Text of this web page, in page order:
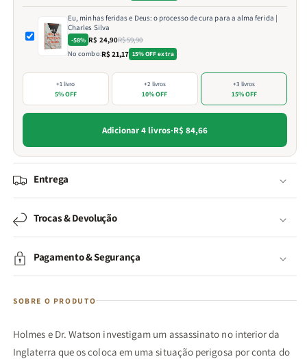
Eu, minhas feridas e Deus: o processo de cura para a alma ferida |
Charles Silva
-58% R$ 24,90R$ 59,90
No combo:R$ 21,17 15% OFF extra
+1 livro
5% OFF
+2 livros
10% OFF
+3 livros
15% OFF
Adicionar 4 livros·R$ 84,66
Entrega
Trocas & Devolução
Pagamento & Segurança
SOBRE O PRODUTO
Holmes e Dr. Watson investigam um assassinato no interior da
Inglaterra que os coloca em uma situação perigosa por conta do